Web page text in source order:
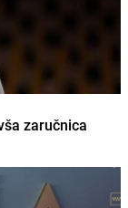
zaručnica